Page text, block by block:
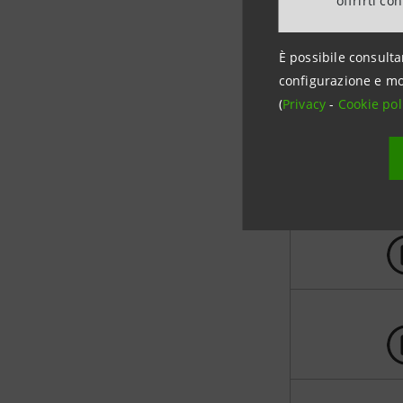
È possibile
configurazione e
(Privacy- Cookie
Turci, Maurizio